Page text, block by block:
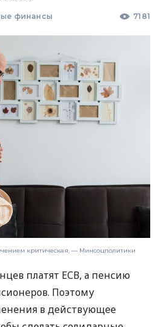
финансы 7181
критическая, — Минсоцполитики
платят ЕСВ, а пенсию
Поэтому
в действующее